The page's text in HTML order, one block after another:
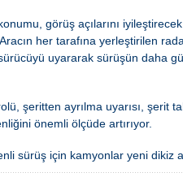
görüş açılarını
her tarafına yerleştirilen
uyararak sürüşün daha
şeritten ayrılma uyarısı, şerit
önemli ölçüde artırıyor.
sürüş için kamyonlar yeni dikiz